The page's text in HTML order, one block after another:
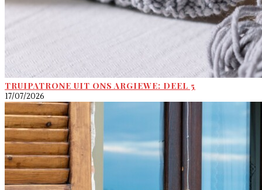
TRUIPATRONE UIT ONS ARGIEWE: DEEL 5
17/07/2026